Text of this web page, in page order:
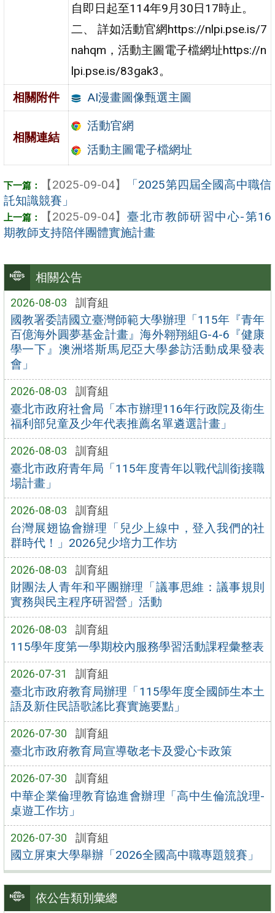
相關公告
2026-08-03 訓育組
國教署委請國立臺灣師範大學辦理「115年『青年
百億海外圓夢基金計畫』海外翱翔組G-4-6『健康
學一下』澳洲塔斯馬尼亞大學參訪活動成果發表
會」
2026-08-03 訓育組
臺北市政府社會局「本市辦理116年行政院及衛生
福利部兒童及少年代表推薦名單遴選計畫」
2026-08-03 訓育組
臺北市政府青年局「115年度青年以戰代訓銜接職
場計畫」
2026-08-03 訓育組
台灣展翅協會辦理「兒少上線中，登入我們的社
群時代！」2026兒少培力工作坊
2026-08-03 訓育組
財團法人青年和平團辦理「議事思維：議事規則
實務與民主程序研習營」活動
2026-08-03 訓育組
115學年度第一學期校內服務學習活動課程彙整表
2026-07-31 訓育組
臺北市政府教育局辦理「115學年度全國師生本土
語及新住民語歌謠比賽實施要點」
2026-07-30 訓育組
臺北市政府教育局宣導敬老卡及愛心卡政策
2026-07-30 訓育組
中華企業倫理教育協進會辦理「高中生倫流說理-
桌遊工作坊」
2026-07-30 訓育組
國立屏東大學舉辦「2026全國高中職專題競賽」
依公告類別彙總
自即日起至114年9月30日17時止。
二、 詳如活動官網https://nlpi.pse.is/7
nahqm，活動主圖電子檔網址https://n
lpi.pse.is/83gak3。
相關附件
AI漫畫圖像甄選主圖
相關連結
活動官網
活動主圖電子檔網址
【2025-09-04】
「2025第四屆全國高中職信
託知識競賽」
【2025-09-04】 臺北市教師研習中心-第16
期教師支持陪伴團體實施計畫